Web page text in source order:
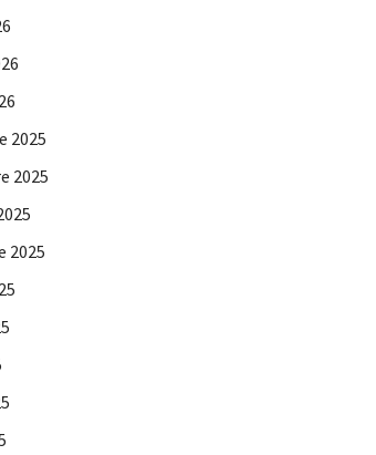
2025
2025
2025